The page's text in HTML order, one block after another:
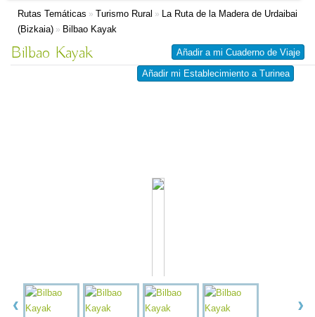
Rutas Temáticas » Turismo Rural » La Ruta de la Madera de Urdaibai
(Bizkaia) » Bilbao Kayak
Añadir a mi Cuaderno de Viaje
Añadir mi Establecimiento a Turinea
Bilbao Kayak